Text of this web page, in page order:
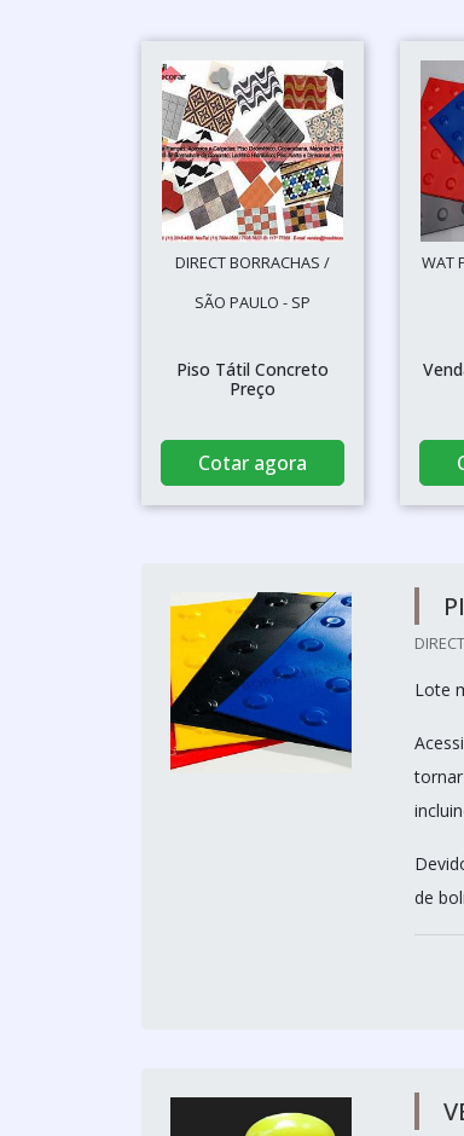
DIRECT BORRACHAS /
SÃO PAULO - SP
Piso Tátil Concreto
Preço
Cotar agora
WAT
Lote
de